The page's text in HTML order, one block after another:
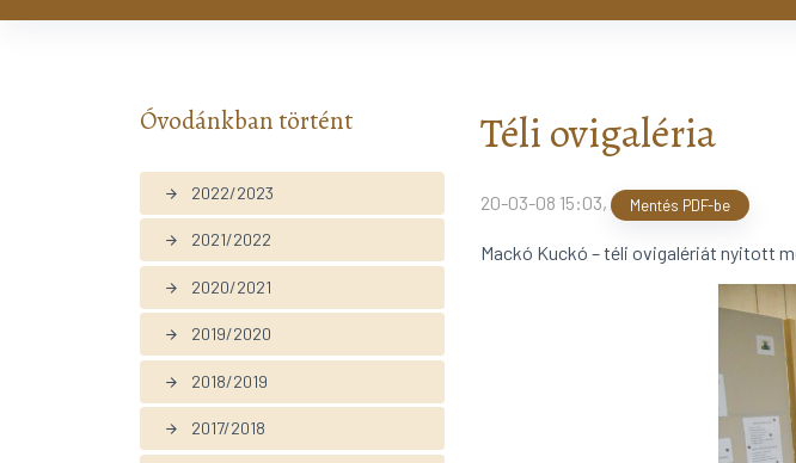
Óvodánkban történt
arrow_forward 2022/2023
arrow_forward 2021/2022
arrow_forward 2020/2021
arrow_forward 2019/2020
arrow_forward 2018/2019
arrow_forward 2017/2018
Téli ovigaléria
20-03-08 15:03, Mentés PDF-be
Mackó Kuckó – téli ovigalériát nyitott